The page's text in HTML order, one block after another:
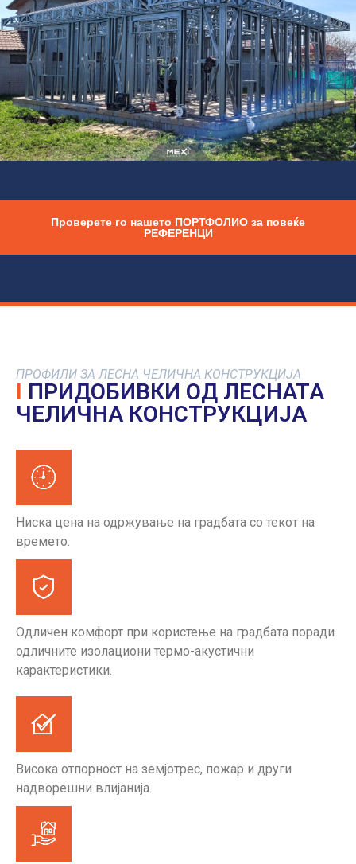
Проверете го нашето ПОРТФОЛИО за повеќе
РЕФЕРЕНЦИ
ПРОФИЛИ ЗА ЛЕСНА ЧЕЛИЧНА КОНСТРУКЦИЈА
I ПРИДОБИВКИ ОД ЛЕСНАТА
ЧЕЛИЧНА КОНСТРУКЦИЈА
Ниска цена на одржување на градбата со текот на
времето.
Одличен комфорт при користење на градбата поради
одличните изолациони термо-акустични
карактеристики.
Висока отпорност на земјотрес, пожар и други
надворешни влијанија.